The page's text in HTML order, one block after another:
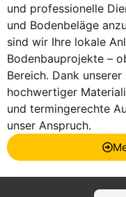
und professionelle
und Bodenbeläge
sind wir Ihre lokale
Bodenbauprojekte –
Bereich. Dank
hochwertiger
und termingerechte
unser Anspruch.